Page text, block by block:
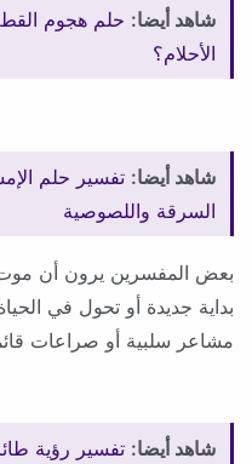
شاهد أيضا: حلم هجوم
الأحلام؟
شاهد أيضا: تفسير حلم
السرقة واللصوصية
بعض المفسرين يرون أن
بداية جديدة أو تحول في
مشاعر سلبية أو صراعات
شاهد أيضا: تفسير رؤية